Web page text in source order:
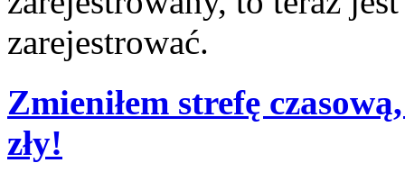
zarejestrować.
Zmieniłem strefę
zły!